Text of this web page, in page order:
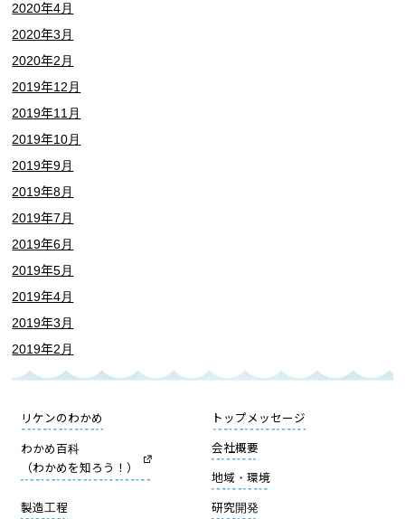
2020年4月
2020年3月
2020年2月
2019年12月
2019年11月
2019年10月
2019年9月
2019年8月
2019年7月
2019年6月
2019年5月
2019年4月
2019年3月
2019年2月
リケンのわかめ トップメッセージ
わかめ百科
（わかめを知ろう！）
会社概要
地域・環境
製造工程 研究開発